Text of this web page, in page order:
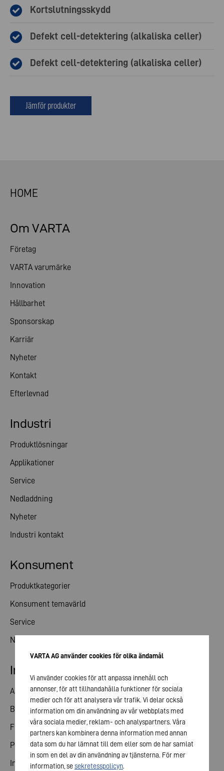
Kortslutningsskydd
Defekt cell-detektering (alkaliska celler)
Defekt cell-detektering (alkaliska celler)
Jämför produkter
HOME
Om VARTA
Företag
VARTA varumärke
Innovation
Hållbarhet
Sponsorskap
Karriär
Nyheter
Kontakt
Efterlevnad
Konsument
Produktkategorier
Konsument temavärld
Service
Nyheter
Industri
Produktlösningar
Applikationer
Service
Nedladdning
Nyheter
Industri kontakt
Investerare kontakt
Andelar
Bolagsstämma
Finansiell kalender
Publiceringar
Investerare kontakt
VARTA AG använder cookies för olika ändamål
Vi använder cookies för att anpassa innehåll och
annonser, för att tillhandahålla funktioner för sociala
medier och för att analysera vår trafik. Vi delar också
information om din användning av vår webbplats med
våra sociala medier, reklam- och analyspartners. Våra
partners kan kombinera denna information med annan
data som du har lämnat till dem eller som de har samlat
in som en del av din användning av tjänsterna. För mer
information, sesekretesspolicyn.